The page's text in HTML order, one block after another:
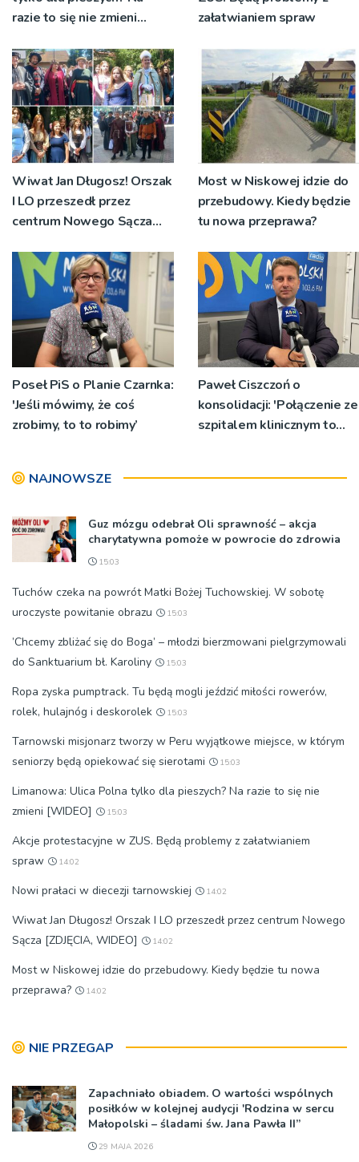
razie to się nie zmieni
załatwianiem spraw
Wiwat Jan Długosz! Orszak
I LO przeszedł przez
centrum Nowego Sącza
Most w Niskowej idzie do
przebudowy. Kiedy będzie
tu nowa przeprawa?
Poseł PiS o Planie Czarnka:
'Jeśli mówimy, że coś
zrobimy, to to robimy’
Paweł Ciszczoń o
konsolidacji: 'Połączenie ze
szpitalem klinicznym to
NAJNOWSZE
Guz mózgu odebrał Oli sprawność – akcja
charytatywna pomoże w powrocie do zdrowia
15:03
Tuchów czeka na powrót Matki Bożej Tuchowskiej. W sobotę
uroczyste powitanie obrazu
15:03
’Chcemy zbliżać się do Boga’ – młodzi bierzmowani pielgrzymowali
do Sanktuarium bł. Karoliny
15:03
Ropa zyska pumptrack. Tu będą mogli jeździć miłości rowerów,
rolek, hulajnóg i deskorolek
15:03
Tarnowski misjonarz tworzy w Peru wyjątkowe miejsce, w którym
seniorzy będą opiekować się sierotami
15:03
Limanowa: Ulica Polna tylko dla pieszych? Na razie to się nie
zmieni [WIDEO]
15:03
Akcje protestacyjne w ZUS. Będą problemy z załatwianiem
spraw
14:02
Nowi prałaci w diecezji tarnowskiej 14:02
Wiwat Jan Długosz! Orszak I LO przeszedł przez centrum Nowego
Sącza [ZDJĘCIA, WIDEO]
14:02
Most w Niskowej idzie do przebudowy. Kiedy będzie tu nowa
przeprawa?
14:02
NIE PRZEGAP
Zapachniało obiadem. O wartości wspólnych
posiłków w kolejnej audycji 'Rodzina w sercu
Małopolski – śladami św. Jana Pawła II”
29 MAJA 2026